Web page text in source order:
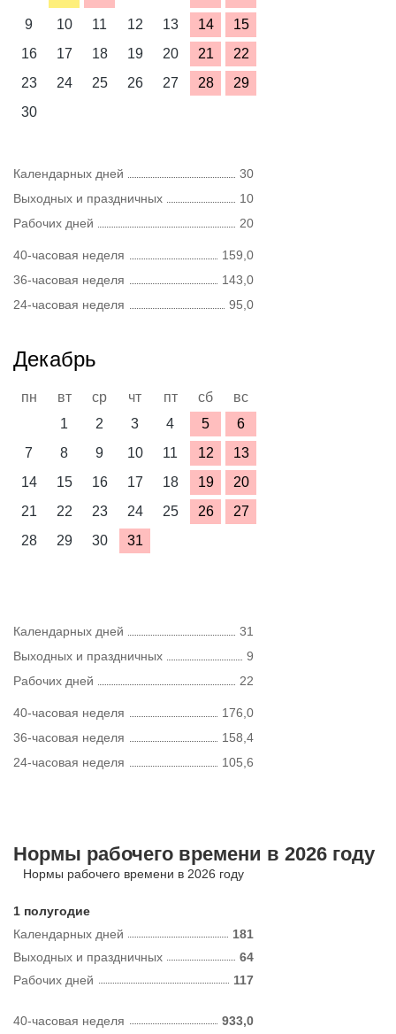
9
10 11 12 13 14
15
16
17 18 19 20 21
22
23
24 25 26 27 28
29
30
Календарных дней
30
Выходных и праздничных
10
Рабочих дней
20
40-часовая неделя
159,0
36-часовая неделя
143,0
24-часовая неделя
95,0
Декабрь
пн вт ср чт пт сб
вс
1
2 3 4 5
6
7
8 9 10 11 12
13
14
15 16 17 18 19
20
21
22 23 24 25 26
27
28
29 30 31
Календарных дней
31
Выходных и праздничных
9
Рабочих дней
22
40-часовая неделя
176,0
36-часовая неделя
158,4
24-часовая неделя
105,6
Нормы рабочего времени в 2026 году
Нормы рабочего времени в 2026 году
1 полугодие
Календарных дней
181
Рабочих дней 117
Выходных и праздничных 64
40-часовая неделя
933,0